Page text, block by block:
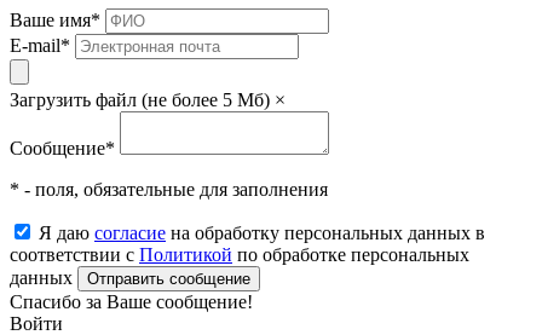
Ваше имя*
E-mail*
Загрузить файл (не более 5 Мб) ×
Сообщение*
* - поля, обязательные для заполнения
Я даю согласие на обработку персональных данных в
соответствии с Политикой по обработке персональных
данных
Отправить сообщение
Спасибо за Ваше сообщение!
Войти